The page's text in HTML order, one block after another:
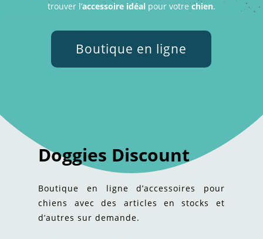
trouver l’accessoire idéalpour votrechien.
Boutique en ligne
Doggies Discount
Boutique en ligne d’accessoires pour
chiens avec des articles en stocks et
d’autres sur demande.